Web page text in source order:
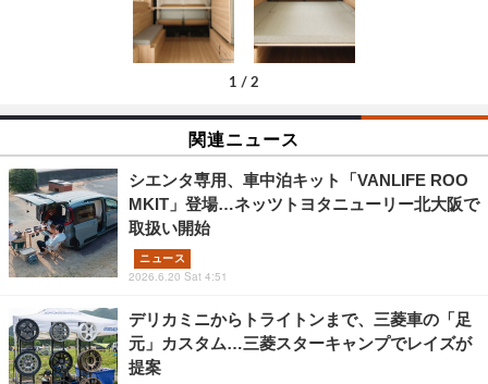
1 / 2
関連ニュース
シエンタ専用、車中泊キット「VANLIFE ROO
MKIT」登場…ネッツトヨタニューリー北大阪で
取扱い開始
ニュース
2026.6.20 Sat 4:51
デリカミニからトライトンまで、三菱車の「足
元」カスタム…三菱スターキャンプでレイズが
提案